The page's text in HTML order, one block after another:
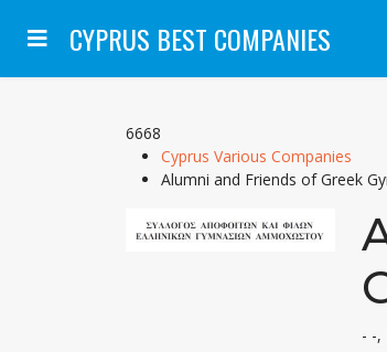
CYPRUS BEST COMPANIES
6668
Cyprus Various Companies
Alumni and Friends of Greek
- -,